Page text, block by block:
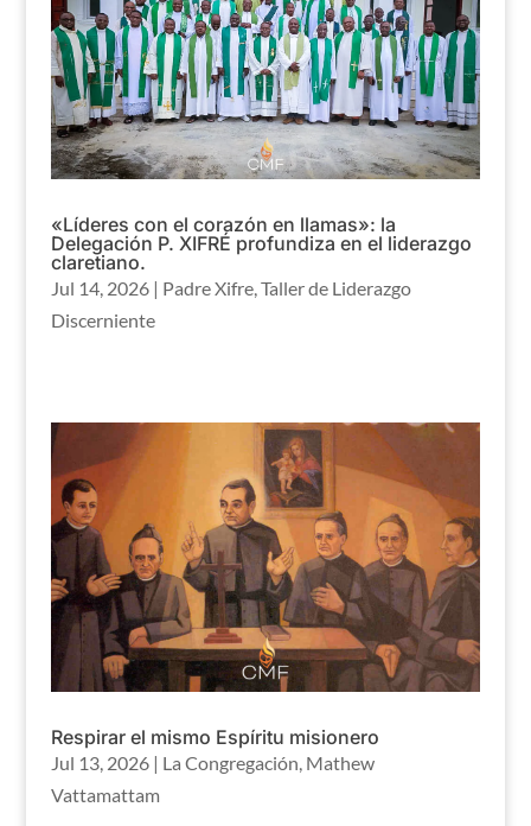
«Líderes con el corazón en llamas»: la
Delegación P. XIFRÉ profundiza en el liderazgo
claretiano.
Jul 14, 2026| Padre Xifre,Taller de Liderazgo
Discerniente
Respirar el mismo Espíritu misionero
Jul 13, 2026| La Congregación, Mathew
Vattamattam